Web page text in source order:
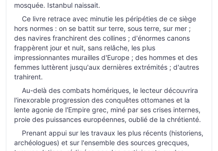
mosquée. Istanbul naissait.
Ce livre retrace avec minutie les péripéties de ce siège
hors normes : on se battit sur terre, sous terre, sur mer ;
des navires franchirent des collines ; d'énormes canons
frappèrent jour et nuit, sans relâche, les plus
impressionnantes murailles d'Europe ; des hommes et des
femmes luttèrent jusqu'aux dernières extrémités ; d'autres
trahirent.
Au-delà des combats homériques, le lecteur découvrira
l'inexorable progression des conquêtes ottomanes et la
lente agonie de l'Empire grec, miné par ses crises internes,
proie des puissances européennes, oublié de la chrétienté.
Prenant appui sur les travaux les plus récents (historiens,
archéologues) et sur l'ensemble des sources grecques,